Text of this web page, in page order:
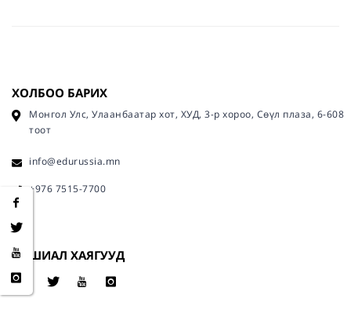
ХОЛБОО БАРИХ
Монгол Улс, Улаанбаатар хот, ХУД, 3-р хороо, Сөүл плаза, 6-608
тоот
info@edurussia.mn
+976 7515-7700
СОШИАЛ ХАЯГУУД